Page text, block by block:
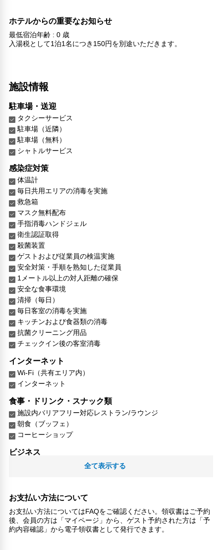
ホテルからの重要なお知らせ
最低宿泊年齢 : 0 歳
入湯税として1泊1名につき150円を別途いただきます。
施設情報
駐車場・送迎
タクシーサービス
駐車場（近隣）
駐車場（無料）
シャトルサービス
感染症対策
体温計
毎日共用エリアの消毒を実施
救急箱
マスク無料配布
手指消毒ハンドジェル
衛生認証取得
殺菌装置
ゲストおよび従業員の検温実施
安全対策・手順を熟知した従業員
1メートル以上の対人距離の確保
安全な食事環境
清掃（毎日）
毎日客室の消毒を実施
キッチンおよび食器類の消毒
抗菌クリーニング用品
チェックイン後の客室消毒
インターネット
Wi-Fi（共有エリア内）
インターネット
食事・ドリンク・スナック類
施設内バリアフリー対応レストラン/ラウンジ
朝食（ブッフェ）
コーヒーショップ
ビジネス
ビジネスセンター（プリントアウト/FAX）
あそび場
リラックス
マッサージ
サウナ
全て表示する
お支払い方法について
お支払い方法についてはFAQをご確認ください。領収書はご予約
後、会員の方は「マイページ」から、ゲスト予約された方は「予
約内容確認」から電子領収書として発行できます。